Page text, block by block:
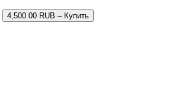
4,500.00 RUB – Купить